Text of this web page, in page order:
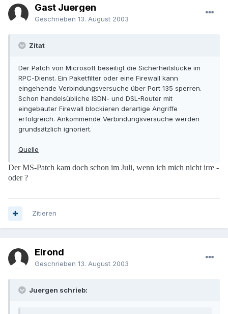
Gast Juergen
Geschrieben 13. August 2003
Zitat
Der Patch von Microsoft beseitigt die Sicherheitslücke im
RPC-Dienst. Ein Paketfilter oder eine Firewall kann
eingehende Verbindungsversuche über Port 135 sperren.
Schon handelsübliche ISDN- und DSL-Router mit
eingebauter Firewall blockieren derartige Angriffe
erfolgreich. Ankommende Verbindungsversuche werden
grundsätzlich ignoriert.
Quelle
Der MS-Patch kam doch schon im Juli, wenn ich mich nicht irre -
oder ?
Zitieren
Elrond
Geschrieben 13. August 2003
Juergen schrieb: